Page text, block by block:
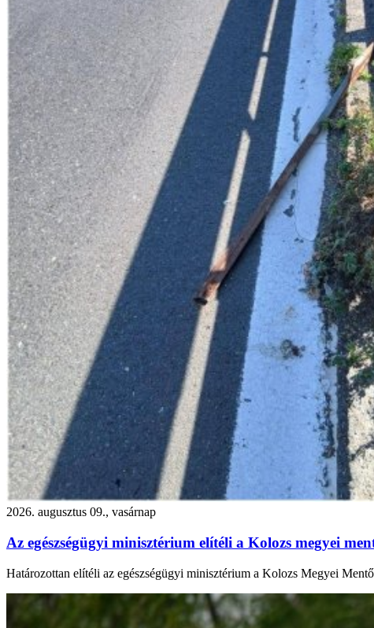
2026. augusztus 09., vasárnap
Az egészségügyi minisztérium elítéli a Kolozs megyei
Határozottan elítéli az egészségügyi minisztérium a Kolozs Megyei